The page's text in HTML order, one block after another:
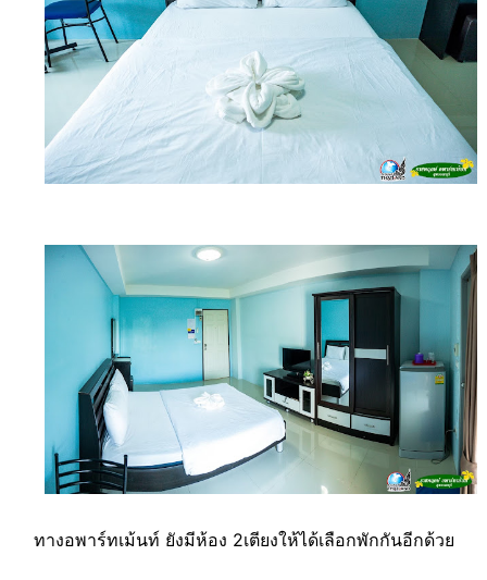
ทางอพาร์ทเม้นท์ ยังมีห้อง 2เตียงให้ได้เลือกพักกันอีกด้วย